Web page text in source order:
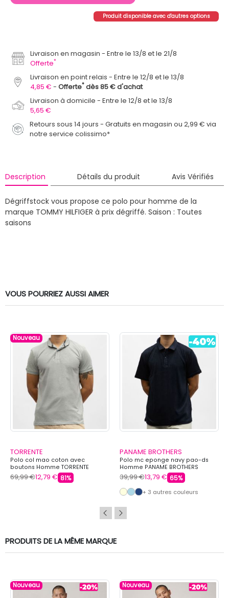
Produit disponible avec d'autres options
Livraison en magasin
Entre le 13/8 et le 21/8
Offerte*
Livraison en point relais
Entre le 12/8 et le 13/8
4,85 €
Offerte* dès 85 € d'achat
Livraison à domicile
Entre le 12/8 et le 13/8
5,65 €
Retours sous 14 jours - Gratuits en magasin ou 2,99 € via
notre service colissimo*
Description Détails du produit Avis Vérifiés
Dégriffstock vous propose ce polo pour homme de la
marque TOMMY HILFIGER à prix dégriffé. Saison : Toutes
saisons
VOUS POURRIEZ AUSSI AIMER
Nouveau
TORRENTE
Polo col mao coton avec
boutons Homme TORRENTE
69,99 €12,79 € 81%
PANAME BROTHERS
Polo mc eponge navy pao-ds
Homme PANAME BROTHERS
39,99 €13,79 € 65%
+ 3 autres couleurs
PRODUITS DE LA MÊME MARQUE
Nouveau Nouveau